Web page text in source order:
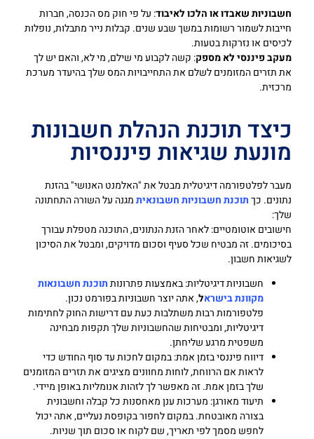
חשבוניות שאבדו או הלכו לאיבוד: על פי חוק מס הכנסה, חברות
חייבות לשמור רשומות במשך שבע שנים. קבלות נייר מתבלות, נופלות
לכיסים או נזרקות בטעות.
מעקב פיננסי לא מספק: קשה לקבוע מי שילם, מי לא, והאם יש לך
את תזרים המזומנים לשלם את התחייבויות המס שלך בהיעדר מערכת
מרכזית.
כיצד תוכנת הנהלת חשבונות
מונעת שגיאות פיננסיות
מעבר לפלטפורמה דיגיטלית מבטל את "האלמנט האנושי" בהזנת
נתונים. כךתוכנת חשבוניות חשבונאיתמגנה על השורה התחתונה
שלך:
חישובים אוטומטיים: לאחר הזנת הנתונים, התוכנה מטפלת עבורך
בסיכומים. זה מבטיח שכל סעיף וסכום מדויקים, ומבטל את הסיכון
לשגיאות חשבון.
חשבוניות דיגיטליות: באמצעות פתרונותתוכנת חשבונאות
מקוונת בישראל, אתה יוצר חשבוניות בפורמט נכון.
פלטפורמות רבות משתלבות כעת עם דרישות החוק לחתימות
דיגיטליות, ומבטיחות שהחשבוניות שלך תקפות מבחינה
משפטית מרגע שליחתן.
דיווח פיננסי בזמן אמת: במקום לחכות עד סוף החודש כדי
לראות אם הרווחת, לוחות מחוונים מציגים את תזרים המזומנים
שלך בזמן אמת. זה מאפשר לך לזהות אנומליות באופן מיידי.
תיעוד מאורגן: מערכות ענן מאחסנות כל קבלה וחשבונית
בצורה מאובטחת. במקום לחפור בקופסת נעליים, אתה יכול
לחפש מסמך לפי תאריך, שם לקוח או סכום תוך שניות.